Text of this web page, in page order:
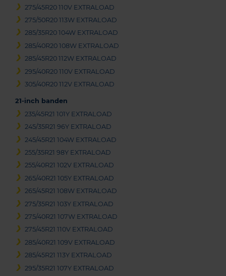
275/45R20 110V EXTRALOAD
275/50R20 113W EXTRALOAD
285/35R20 104W EXTRALOAD
285/40R20 108W EXTRALOAD
285/45R20 112W EXTRALOAD
295/40R20 110V EXTRALOAD
305/40R20 112V EXTRALOAD
21-inch banden
235/45R21 101Y EXTRALOAD
245/35R21 96Y EXTRALOAD
245/45R21 104W EXTRALOAD
255/35R21 98Y EXTRALOAD
255/40R21 102V EXTRALOAD
265/40R21 105Y EXTRALOAD
265/45R21 108W EXTRALOAD
275/35R21 103Y EXTRALOAD
275/40R21 107W EXTRALOAD
275/45R21 110V EXTRALOAD
285/40R21 109V EXTRALOAD
285/45R21 113Y EXTRALOAD
295/35R21 107Y EXTRALOAD